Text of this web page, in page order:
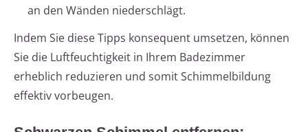
an den Wänden niederschlägt.
Indem Sie diese Tipps konsequent umsetzen, können
Sie die Luftfeuchtigkeit in Ihrem Badezimmer
erheblich reduzieren und somit Schimmelbildung
effektiv vorbeugen.